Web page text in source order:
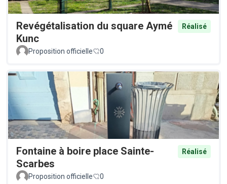
Revégétalisation du square Aymé
Kunc
Réalisé
Proposition officielle 0
Fontaine à boire place Sainte-
Scarbes
Réalisé
Proposition officielle 0